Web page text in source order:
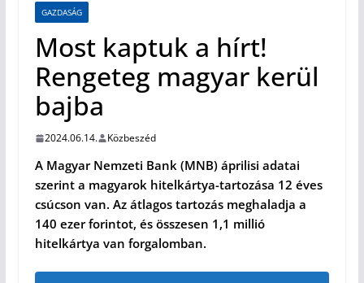
GAZDASÁG
Most kaptuk a hírt!
Rengeteg magyar kerül
bajba
2024.06.14. Közbeszéd
A Magyar Nemzeti Bank (MNB) áprilisi adatai
szerint a magyarok hitelkártya-tartozása 12 éves
csúcson van. Az átlagos tartozás meghaladja a
140 ezer forintot, és összesen 1,1 millió
hitelkártya van forgalomban.